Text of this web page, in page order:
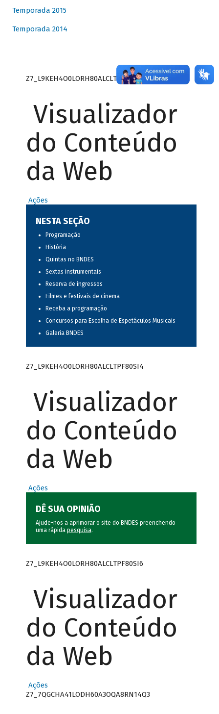
Temporada 2015
Temporada 2014
Z7_L9KEH4O0LORH80ALCLTPF80S27
Visualizador
do Conteúdo
da Web
Ações
NESTA SEÇÃO
Programação
História
Quintas no BNDES
Sextas instrumentais
Reserva de ingressos
Filmes e festivais de cinema
Receba a programação
Concursos para Escolha de Espetáculos Musicais
Galeria BNDES
Z7_L9KEH4O0LORH80ALCLTPF80SI4
Visualizador
do Conteúdo
da Web
Ações
DÊ SUA OPINIÃO
Ajude-nos a aprimorar o site do BNDES preenchendo
uma rápida pesquisa.
Z7_L9KEH4O0LORH80ALCLTPF80SI6
Visualizador
do Conteúdo
da Web
Ações
Z7_7QGCHA41LODH60A3OQA8RN14Q3